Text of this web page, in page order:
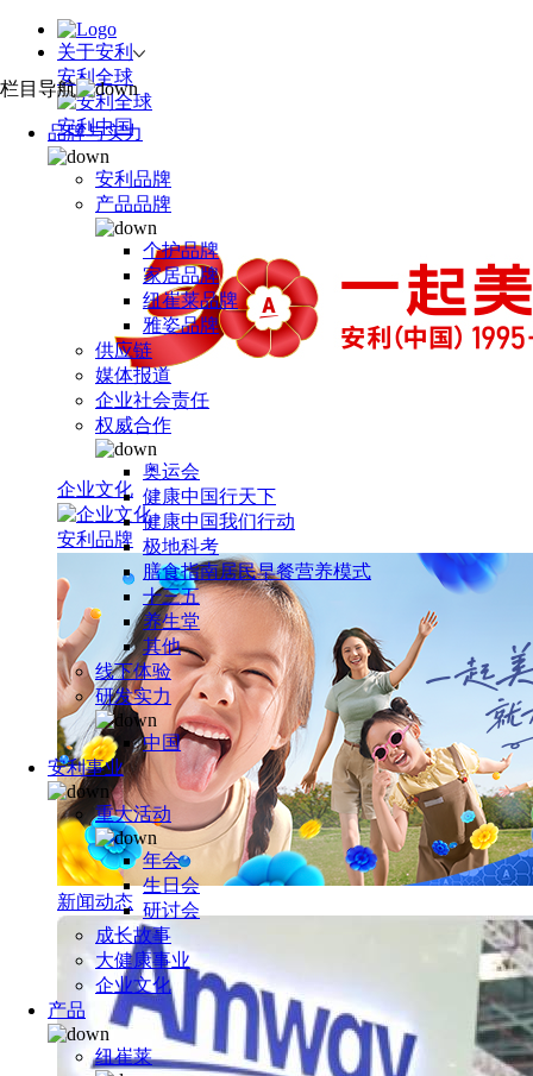
关于安利
安利全球
安利中国
企业文化
安利品牌
新闻动态
栏目导航
品牌与实力
安利品牌
产品品牌
个护品牌
家居品牌
纽崔莱品牌
雅姿品牌
供应链
媒体报道
企业社会责任
权威合作
奥运会
健康中国行天下
健康中国我们行动
极地科考
膳食指南居民早餐营养模式
十三五
养生堂
其他
线下体验
研发实力
中国
安利事业
重大活动
年会
生日会
研讨会
成长故事
大健康事业
企业文化
产品
纽崔莱